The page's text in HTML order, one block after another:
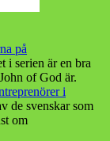
på
i serien är en bra
of God är.
i
de svenskar som
om